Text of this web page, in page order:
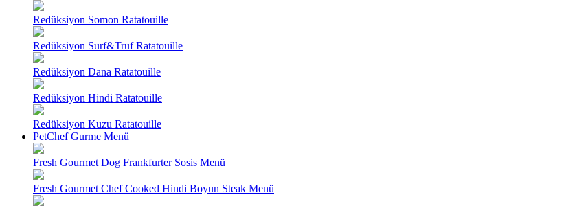
Redüksiyon Somon Ratatouille
Redüksiyon Surf&Truf Ratatouille
Redüksiyon Dana Ratatouille
Redüksiyon Hindi Ratatouille
Redüksiyon Kuzu Ratatouille
PetChef Gurme Menü
Fresh Gourmet Dog Frankfurter Sosis Menü
Fresh Gourmet Chef Cooked Hindi Boyun Steak Menü